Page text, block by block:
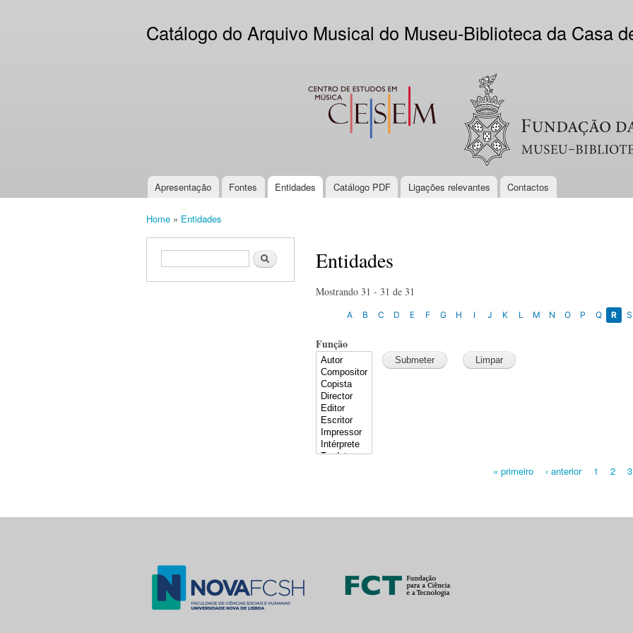
content
Catálogo do Arquivo Musical do Museu-Biblioteca da Casa
CESEM Logo VV
Main menu
Apresentação Fontes Entidades Catálogo PDF Ligações relevantes Contactos
Home » Entidades
Search form Search Entidades
Mostrando 31 - 31 de 31
A B C D E F G H I J K L M N O P Q R S
Função
« primeiro ‹ anterior 1 2 3